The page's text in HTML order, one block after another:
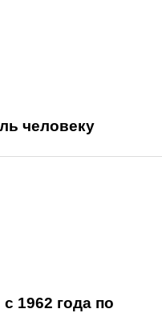
человеку
1962 года по